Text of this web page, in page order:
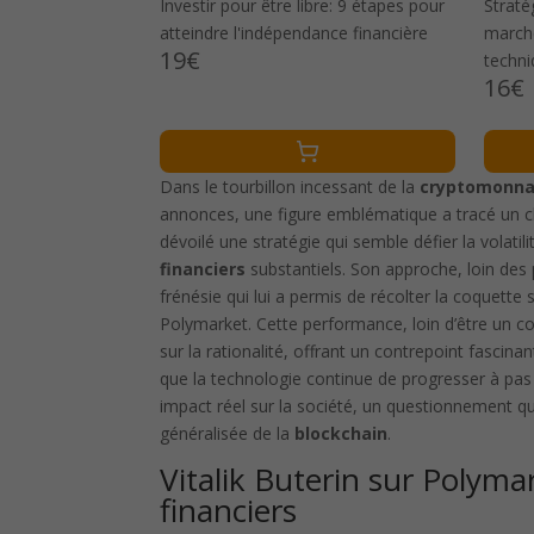
Investir pour être libre: 9 étapes pour
atteindre l'indépendance financière
19€
16€
Dans le tourbillon incessant de la
annonces, une figure emblématique a tracé un
dévoilé une stratégie qui semble défier la
financiers substantiels. Son approche, loin
frénésie qui lui a permis de récolter la coquette
Polymarket. Cette performance, loin d’être un
sur la rationalité, offrant un contrepoint
que la technologie continue de progresser à
impact réel sur la société, un questionnement
généralisée de la blockchain.
Vitalik Buterin sur
financiers